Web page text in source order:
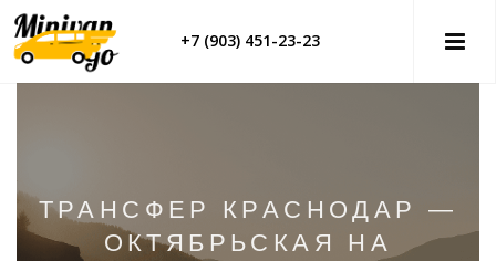
+7 (903) 451-23-23
ТРАНСФЕР КРАСНОДАР —
ОКТЯБРЬСКАЯ НА